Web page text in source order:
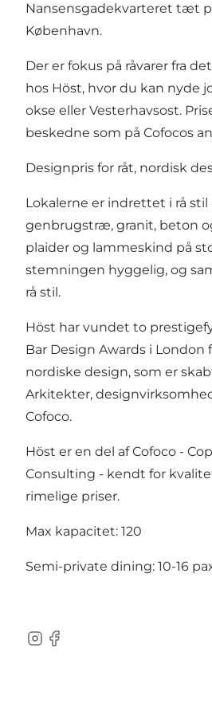
Nansensgadekvarteret tæt
København.
Der er fokus på råvarer fra
hos Höst, hvor du kan nyde
okse eller Vesterhavsost.
beskedne som på Cofocos
Designpris for råt, nordisk
Lokalerne er indrettet i rå stil
genbrugstræ, granit, beton
plaider og lammeskind på
stemningen hyggelig, og
rå stil.
Höst har vundet to
Bar Design Awards i
nordiske design, som er
Arkitekter,
Cofoco.
Höst er en del af Cofoco -
Consulting - kendt for
rimelige priser.
Max kapacitet: 120
Semi-private dining: 10-16
Instagram
Facebook